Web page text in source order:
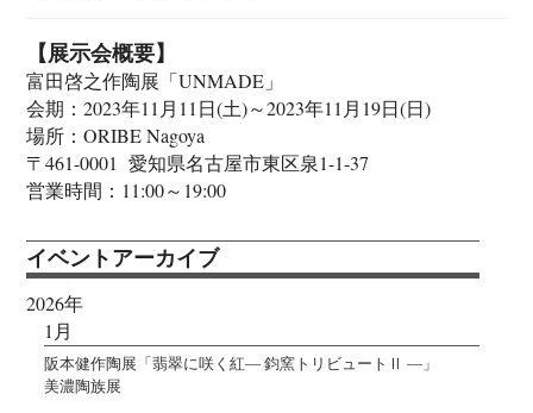
【展示会概要】
富田啓之作陶展「UNMADE」
会期：2023年11月11日(土)～2023年11月19日(日)
場所：ORIBE Nagoya
〒461-0001 愛知県名古屋市東区泉1-1-37
営業時間：11:00～19:00
イベントアーカイブ
2026年
1月
阪本健作陶展「翡翠に咲く紅― 鈞窯トリビュートⅡ ―」
美濃陶族展